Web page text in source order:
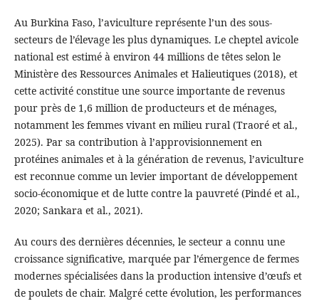
Au Burkina Faso, l’aviculture représente l’un des sous-
secteurs de l’élevage les plus dynamiques. Le cheptel avicole
national est estimé à environ 44 millions de têtes selon le
Ministère des Ressources Animales et Halieutiques (2018), et
cette activité constitue une source importante de revenus
pour près de 1,6 million de producteurs et de ménages,
notamment les femmes vivant en milieu rural (Traoré et al.,
2025). Par sa contribution à l’approvisionnement en
protéines animales et à la génération de revenus, l’aviculture
est reconnue comme un levier important de développement
socio-économique et de lutte contre la pauvreté (Pindé et al.,
2020; Sankara et al., 2021).
Au cours des dernières décennies, le secteur a connu une
croissance significative, marquée par l’émergence de fermes
modernes spécialisées dans la production intensive d’œufs et
de poulets de chair. Malgré cette évolution, les performances